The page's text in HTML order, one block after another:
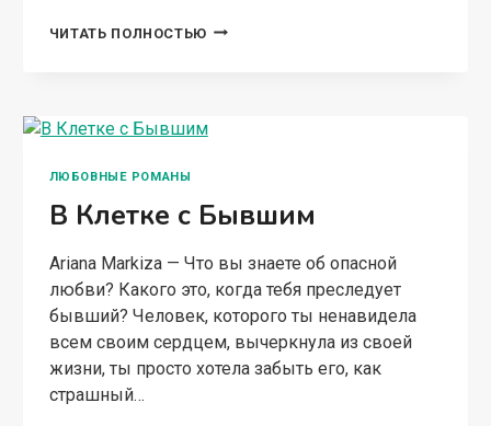
ЧИТАТЬ ПОЛНОСТЬЮ ДУБАЙСКИЙ
ЛЮБОВНЫЕ РОМАНЫ
В Клетке с Бывшим
Ariana Markiza — Что вы знаете об опасной
любви? Какого это, когда тебя преследует
бывший? Человек, которого ты ненавидела
всем своим сердцем, вычеркнула из своей
жизни, ты просто хотела забыть его, как
страшный…